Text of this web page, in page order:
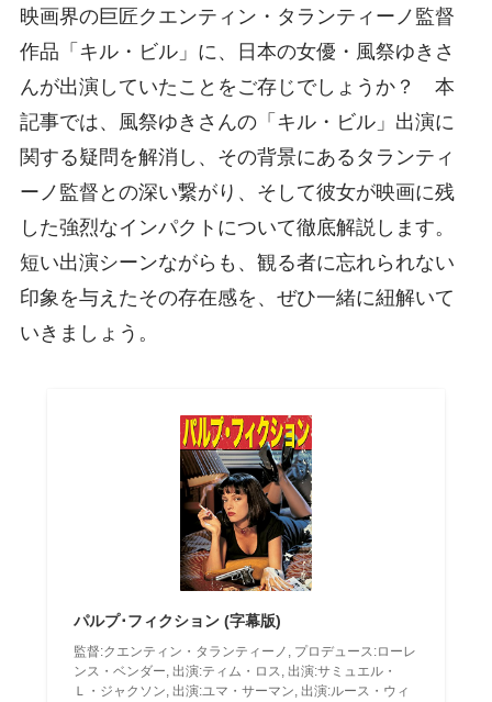
映画界の巨匠クエンティン・タランティーノ監督
作品「キル・ビル」に、日本の女優・風祭ゆきさ
んが出演していたことをご存じでしょうか？ 本
記事では、風祭ゆきさんの「キル・ビル」出演に
関する疑問を解消し、その背景にあるタランティ
ーノ監督との深い繋がり、そして彼女が映画に残
した強烈なインパクトについて徹底解説します。
短い出演シーンながらも、観る者に忘れられない
印象を与えたその存在感を、ぜひ一緒に紐解いて
いきましょう。
パルプ･フィクション (字幕版)
監督:クエンティン・タランティーノ, プロデュース:ローレ
ンス・ベンダー, 出演:ティム・ロス, 出演:サミュエル・
Ｌ・ジャクソン, 出演:ユマ・サーマン, 出演:ルース・ウィ